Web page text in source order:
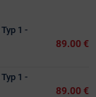
Vnútorné
na priestor, dizajn
1 -
89.00 €
1 -
89.00 €